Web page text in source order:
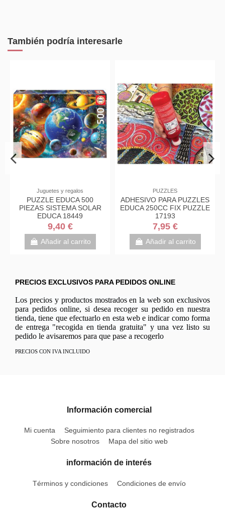
También podría interesarle
Juguetes y regalos
PUZZLE EDUCA 500
PIEZAS SISTEMA SOLAR
EDUCA 18449
9,40 €
Añadir al carrito
PUZZLES
ADHESIVO PARA PUZZLES
EDUCA 250CC FIX PUZZLE
17193
7,95 €
Añadir al carrito
PRECIOS EXCLUSIVOS PARA PEDIDOS ONLINE
Los precios y productos mostrados en la web son exclusivos
para pedidos online, si desea recoger su pedido en nuestra
tienda, tiene que efectuarlo en esta web e indicar como forma
de entrega "recogida en tienda gratuita" y una vez listo su
pedido le avisaremos para que pase a recogerlo
PRECIOS CON IVA INCLUIDO
Información comercial
Mi cuenta
Seguimiento para clientes no registrados
Sobre nosotros
Mapa del sitio web
información de interés
Términos y condiciones Condiciones de envío
Contacto